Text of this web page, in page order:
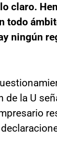
claro.
todo
ningún
de la U